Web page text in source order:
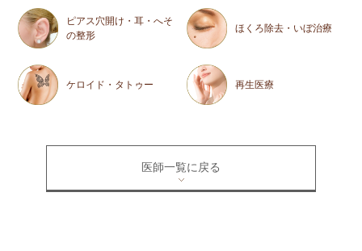
ピアス穴開け・耳・へそ
の整形
ほくろ除去・いぼ治療
ケロイド・タトゥー 再生医療
医師一覧に戻る